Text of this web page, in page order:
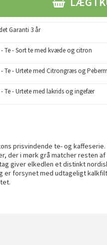
Garanti 3 år
Te - Sort te med kvæde og citron
Te - Urtete med Citrongræs og
Te - Urtete med lakrids og ingefær
prisvindende te- og kaffeserie.
der i mørk grå matcher resten
giver elkedlen et distinkt
er forsynet med udtageligt